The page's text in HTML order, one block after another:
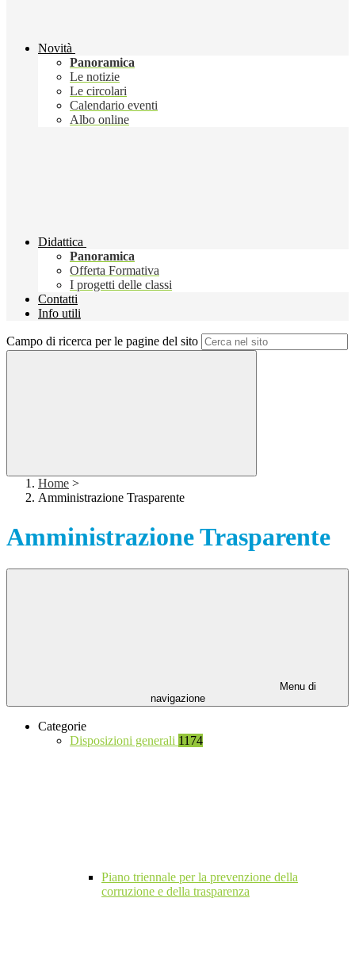
Novità
Panoramica
Le notizie
Le circolari
Calendario eventi
Albo online
Didattica
Panoramica
Offerta Formativa
I progetti delle classi
Contatti
Info utili
Campo di ricerca per le pagine del sito
Home >
Amministrazione Trasparente
Amministrazione Trasparente
Menu di
navigazione
Categorie
Disposizioni generali 1174
Piano triennale per la prevenzione della
corruzione e della trasparenza